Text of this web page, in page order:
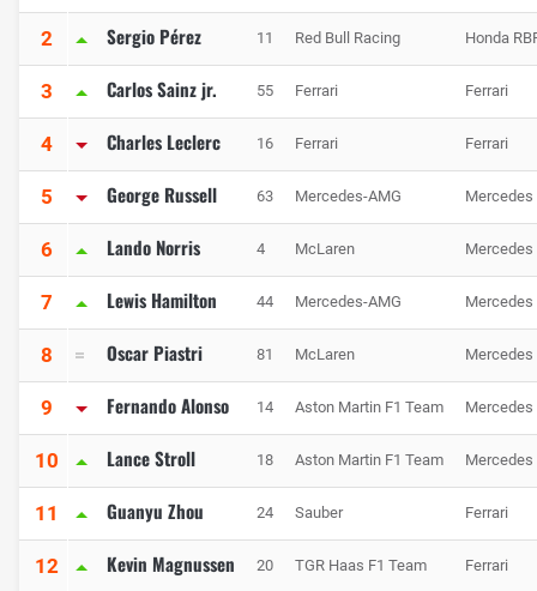
2 Sergio Pérez 11 Red Bull Racing Honda
3 Carlos Sainz jr. 55 Ferrari Ferrari
4 Charles Leclerc 16 Ferrari Ferrari
5 George Russell 63 Mercedes-AMG Mercedes
6 Lando Norris 4 McLaren Mercedes
7 Lewis Hamilton 44 Mercedes-AMG Mercedes
8 Oscar Piastri 81 McLaren Mercedes
9 Fernando Alonso 14 Aston Martin F1 Team Mercedes
10 Lance Stroll 18 Aston Martin F1 Team Mercedes
11 Guanyu Zhou 24 Sauber Ferrari
12 Kevin Magnussen 20 TGR Haas F1 Team Ferrari